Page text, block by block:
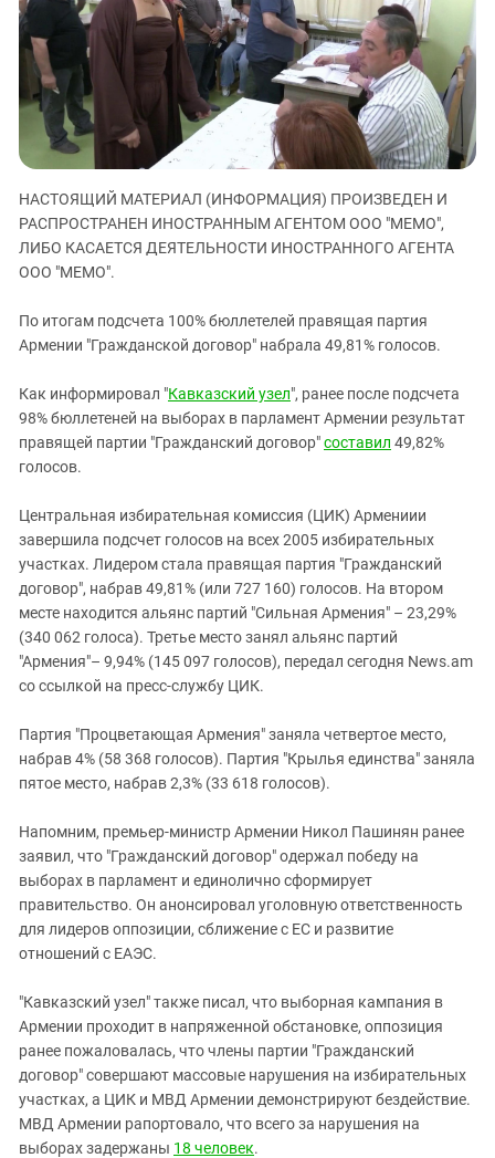
ЗАСТАВЛЯЕТ
КАВКАЗ ЗА ПАЛЕСТИНУ
ИНАКОМЫСЛИЕ В ЧЕЧНЕ
ПРЕСЛЕДОВАНИЕ АКТИВИСТОВ
МОБИЛИЗАЦИЯ И ПРОТЕСТЫ
Дагестан
Ингушетия
Кабардино-Балкария
Калмыкия
Карачаево-Черкесия
Краснодарский край
Нагорный Карабах
Российская Федерация
Северная Осетия - Алания
Ставропольский край
Южная Осетия
ЮФО
НАСТОЯЩИЙ МАТЕРИАЛ (ИНФОРМАЦИЯ) ПРОИЗВЕДЕН И
РАСПРОСТРАНЕН ИНОСТРАННЫМ АГЕНТОМ ООО "МЕМО",
ЛИБО КАСАЕТСЯ ДЕЯТЕЛЬНОСТИ ИНОСТРАННОГО АГЕНТА
ООО "МЕМО".
По итогам подсчета 100% бюллетелей правящая партия
Армении "Гражданской договор" набрала 49,81% голосов.
Как информировал "Кавказский узел", ранее после подсчета
98% бюллетеней на выборах в парламент Армении результат
правящей партии "Гражданский договор"составил 49,82%
голосов.
Центральная избирательная комиссия (ЦИК) Армениии
завершила подсчет голосов на всех 2005 избирательных
участках. Лидером стала правящая партия "Гражданский
договор", набрав 49,81% (или 727 160) голосов. На втором
месте находится альянс партий "Сильная Армения" – 23,29%
(340 062 голоса). Третье место занял альянс партий
"Армения"– 9,94% (145 097 голосов), передал сегодня News.am
со ссылкой на пресс-службу ЦИК.
Партия "Процветающая Армения" заняла четвертое место,
набрав 4% (58 368 голосов). Партия "Крылья единства" заняла
пятое место, набрав 2,3% (33 618 голосов).
Напомним, премьер-министр Армении Никол Пашинян ранее
заявил, что "Гражданский договор" одержал победу на
выборах в парламент и единолично сформирует
правительство. Он анонсировал уголовную ответственность
для лидеров оппозиции, сближение с ЕС и развитие
отношений с ЕАЭС.
"Кавказский узел" также писал, что выборная кампания в
Армении проходит в напряженной обстановке, оппозиция
ранее пожаловалась, что члены партии "Гражданский
договор" совершают массовые нарушения на избирательных
участках, а ЦИК и МВД Армении демонстрируют бездействие.
МВД Армении рапортовало, что всего за нарушения на
выборах задержаны 18 человек.